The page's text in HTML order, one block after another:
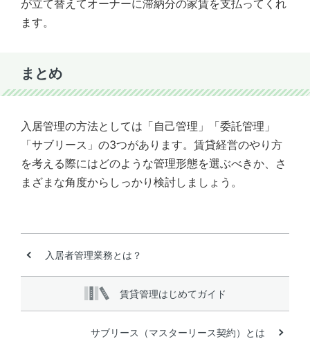
が立て替えてオーナーに滞納分の家賃を支払ってくれ
ます。
まとめ
入居管理の方法としては「自己管理」「委託管理」
「サブリース」の3つがあります。賃貸経営のやり方
を考える際にはどのような管理形態を選ぶべきか、さ
まざまな角度からしっかり検討しましょう。
入居者管理業務とは？
賃貸管理はじめてガイド
サブリース（マスターリース契約）とは